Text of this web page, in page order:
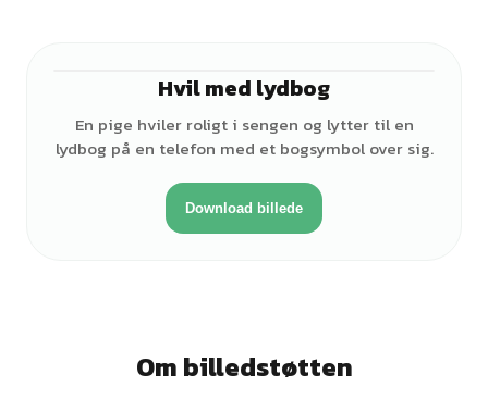
Hvil med lydbog
En pige hviler roligt i sengen og lytter til en
lydbog på en telefon med et bogsymbol over sig.
Download billede
Om billedstøtten